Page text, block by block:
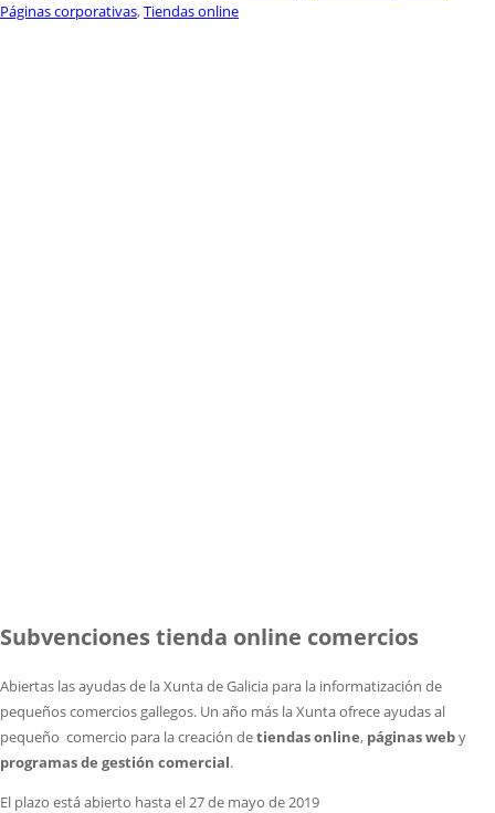
Páginas corporativas,Tiendas online
Subvenciones tienda online comercios
Abiertas las ayudas de la Xunta de Galicia para la informatización de
pequeños comercios gallegos. Un año más la Xunta ofrece ayudas al
pequeño comercio para la creación detiendas online, páginas weby
programas de gestión comercial.
El plazo está abierto hasta el 27 de mayo de 2019